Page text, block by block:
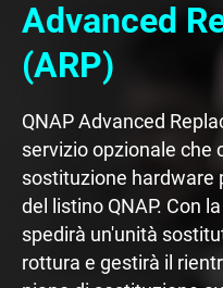
Advanced
(ARP)
QNAP Advanced
servizio opzionale che
sostituzione hardware
del listino QNAP. Con
spedirà un'unità
rottura e gestirà il